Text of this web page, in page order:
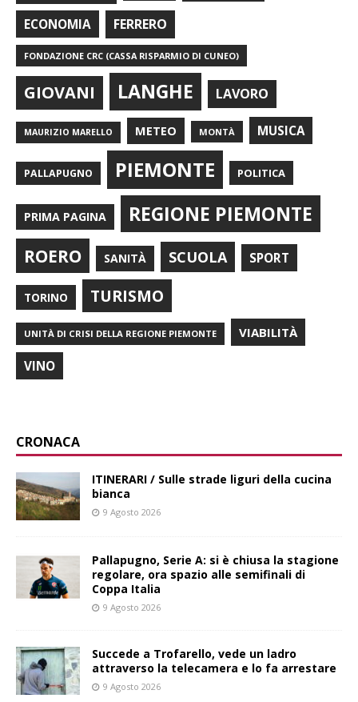
ECONOMIA FERRERO
FONDAZIONE CRC (CASSA RISPARMIO DI CUNEO)
GIOVANI LANGHE LAVORO
MAURIZIO MARELLO METEO MONTÀ MUSICA
PALLAPUGNO PIEMONTE POLITICA
PRIMA PAGINA REGIONE PIEMONTE
ROERO SANITÀ SCUOLA SPORT
TORINO TURISMO
UNITÀ DI CRISI DELLA REGIONE PIEMONTE VIABILITÀ
VINO
CRONACA
ITINERARI / Sulle strade liguri della cucina
bianca
9 Agosto 2026
Pallapugno, Serie A: si è chiusa la stagione
regolare, ora spazio alle semifinali di
Coppa Italia
9 Agosto 2026
Succede a Trofarello, vede un ladro
attraverso la telecamera e lo fa arrestare
9 Agosto 2026